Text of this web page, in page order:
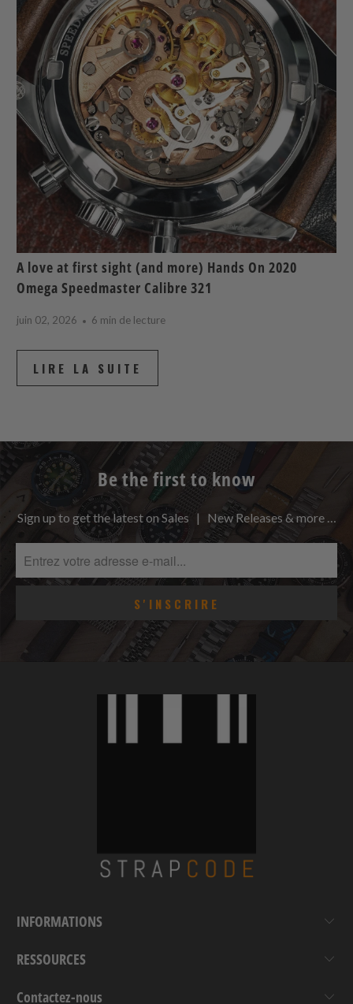
A love at first sight (and more) Hands On 2020
Omega Speedmaster Calibre 321
juin 02, 2026 6 min de lecture
LIRE LA SUITE
Be the first to know
Sign up to get the latest on Sales | New Releases & more …
INFORMATIONS
RESSOURCES
Contactez-nous